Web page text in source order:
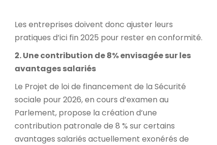
Les entreprises doivent donc ajuster leurs
pratiques d’ici fin 2025 pour rester en conformité.
2. Une contribution de 8% envisagée sur les
avantages salariés
Le Projet de loi de financement de la Sécurité
sociale pour 2026, en cours d’examen au
Parlement, propose la création d’une
contribution patronale de 8 % sur certains
avantages salariés actuellement exonérés de